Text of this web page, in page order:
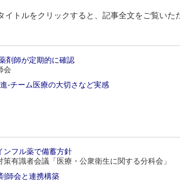
トルをクリックすると、記事全文をご覧いた
剤師が定期的に確認
会
‐チーム医療の大切さなど実感
ンフル薬で備蓄方針
有識者会議「医療・公衆衛生に関する分科会」
師会と連携構築